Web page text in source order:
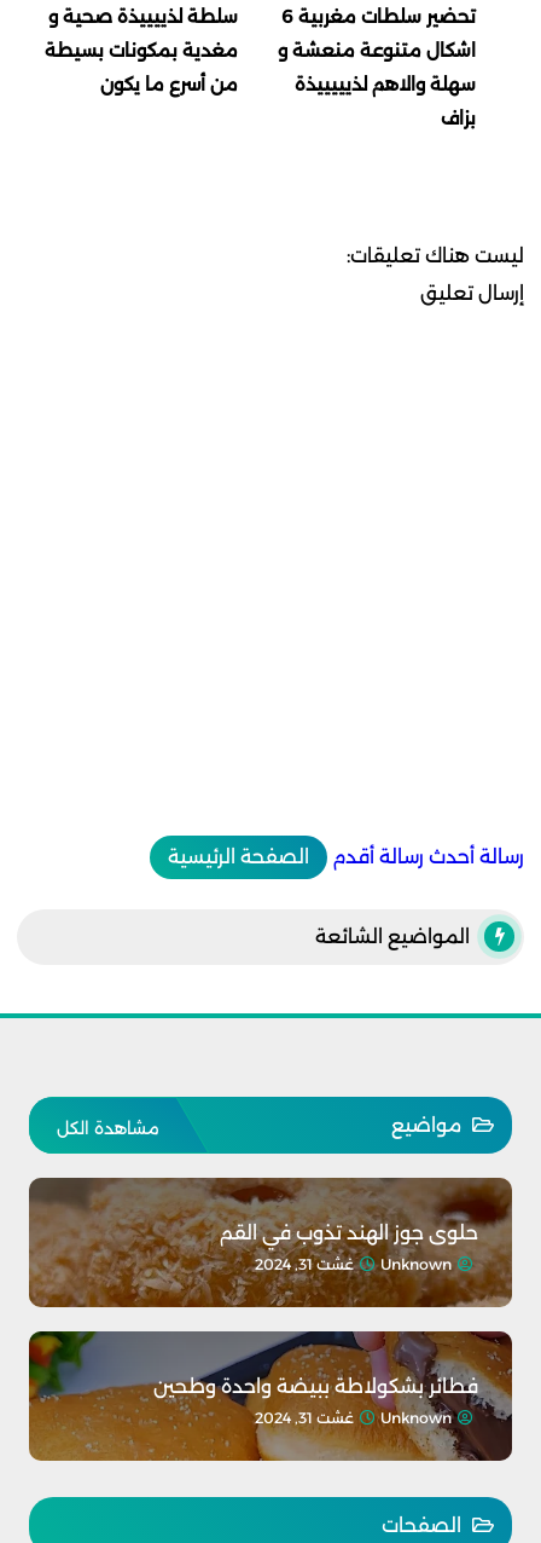
تحضير سلطات مغربية 6
اشكال متنوعة منعشة و
سهلة والاهم لذيييييذة
بزاف
سلطة لذييييذة صحية و
مغدية بمكونات بسيطة
من أسرع ما يكون
ليست هناك تعليقات:
إرسال تعليق
رسالة أحدث رسالة أقدم الصفحة الرئيسية
المواضيع الشائعة
مشاهدة الكل مواضيع
حلوى جوز الهند تذوب في القم
Unknown غشت 31, 2024
فطائر بشكولاطة ببيضة واحدة وطحين
Unknown غشت 31, 2024
الصفحات